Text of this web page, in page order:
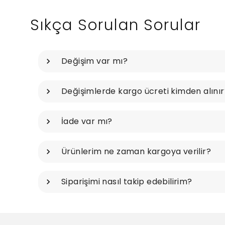
Sıkça Sorulan Sorular
Değişim var mı?
Değişimlerde kargo ücreti kimden
İade var mı?
Ürünlerim ne zaman kargoya verilir?
Siparişimi nasıl takip edebilirim?